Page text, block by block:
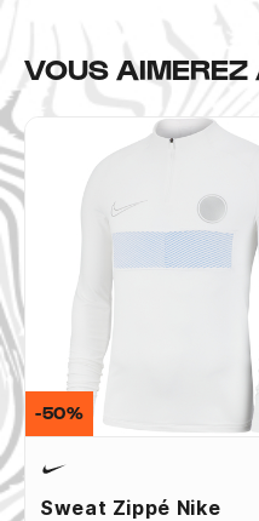
VOUS AIMEREZ
Sweat Zippé Nike
-50%